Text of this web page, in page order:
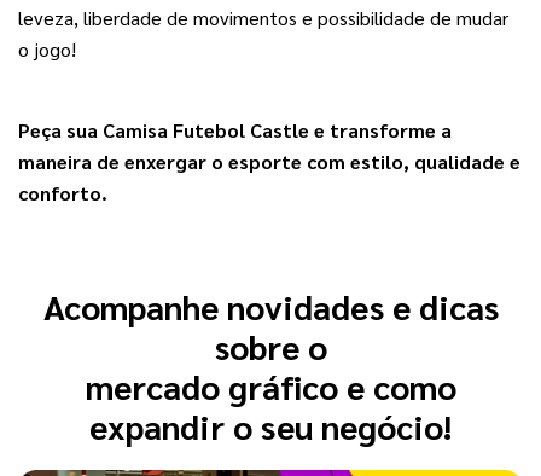
leveza, liberdade de movimentos e possibilidade de mudar
o jogo!
Peça sua Camisa Futebol Castle e transforme a
maneira de enxergar o esporte com estilo, qualidade e
conforto.
Acompanhe novidades e dicas
sobre o
mercado gráfico e como
expandir o seu negócio!